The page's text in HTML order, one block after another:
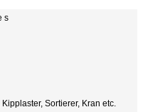
s
Sortierer, Kran etc.